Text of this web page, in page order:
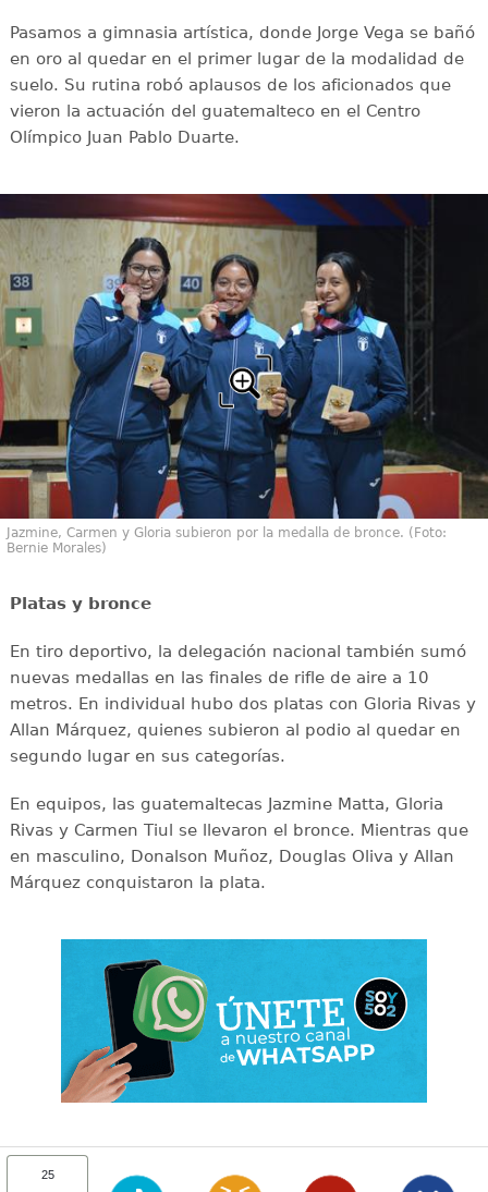
Pasamos a gimnasia artística, donde Jorge Vega se bañó
en oro al quedar en el primer lugar de la modalidad de
suelo. Su rutina robó aplausos de los aficionados que
vieron la actuación del guatemalteco en el Centro
Olímpico Juan Pablo Duarte.
Jazmine, Carmen y Gloria subieron por la medalla de bronce. (Foto:
Bernie Morales)
Platas y bronce
En tiro deportivo, la delegación nacional también sumó
nuevas medallas en las finales de rifle de aire a 10
metros. En individual hubo dos platas con Gloria Rivas y
Allan Márquez, quienes subieron al podio al quedar en
segundo lugar en sus categorías.
En equipos, las guatemaltecas Jazmine Matta, Gloria
Rivas y Carmen Tiul se llevaron el bronce. Mientras que
en masculino, Donalson Muñoz, Douglas Oliva y Allan
Márquez conquistaron la plata.
25